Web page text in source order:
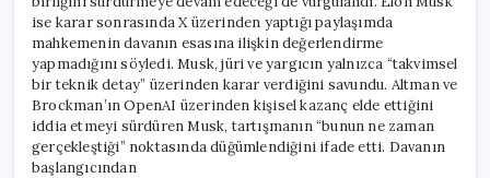
ise karar sonrasında X üzerinden yaptığı paylaşımda
mahkemenin davanın esasına ilişkin değerlendirme
yapmadığını söyledi. Musk, jüri ve yargıcın yalnızca “takvimsel
bir teknik detay” üzerinden karar verdiğini savundu. Altman ve
Brockman’ın OpenAI üzerinden kişisel kazanç elde ettiğini
iddia etmeyi sürdüren Musk, tartışmanın “bunun ne zaman
gerçekleştiği” noktasında düğümlendiğini ifade etti. Davanın
başlangıcından